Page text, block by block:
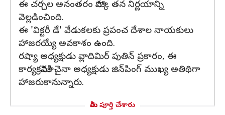
ఈ చర్చల అనంతరం మాస్కో తన నిర్ణయాన్ని
వెల్లడించింది.
ఈ 'విక్టరీ డే' వేడుకలకు ప్రపంచ దేశాల నాయకులు
హాజరయ్యే అవకాశం ఉంది.
రష్యా అధ్యక్షుడు వ్లాదిమిర్ పుతిన్ ప్రకారం, ఈ
కార్యక్రమానికి చైనా అధ్యక్షుడు జిన్‌పింగ్‌ ముఖ్య అతిథిగా
హాజరుకానున్నారు.
మీరు పూర్తి చేశారు